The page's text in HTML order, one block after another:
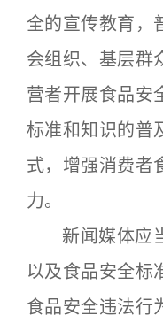
全的宣传教育，
会组织、基层群
营者开展食品安
标准和知识的普
式，增强消费者
力。
新闻媒体应当
以及食品安全标
食品安全违法行